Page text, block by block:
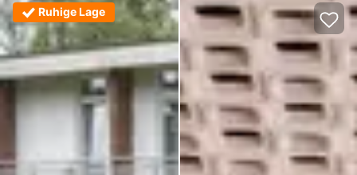
Ruhige Lage